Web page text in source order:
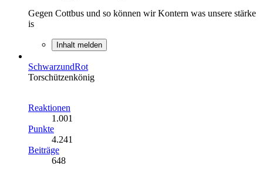
Gegen Cottbus und so können wir Kontern was unsere stärke
is
Inhalt melden
SchwarzundRot
Torschützenkönig
Reaktionen
1.001
Punkte
4.241
Beiträge
648